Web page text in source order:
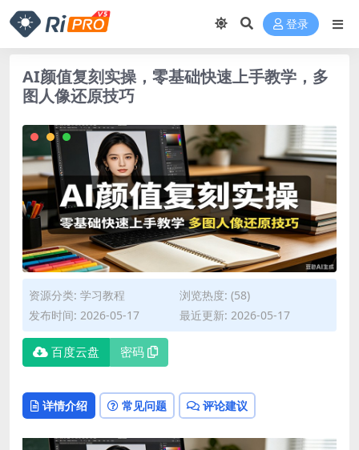
登录
AI颜值复刻实操，零基础快速上手教学，多
图人像还原技巧
资源分类: 学习教程
浏览热度: (58)
发布时间: 2026-05-17
最近更新: 2026-05-17
百度云盘 密码
详情介绍 常见问题 评论建议